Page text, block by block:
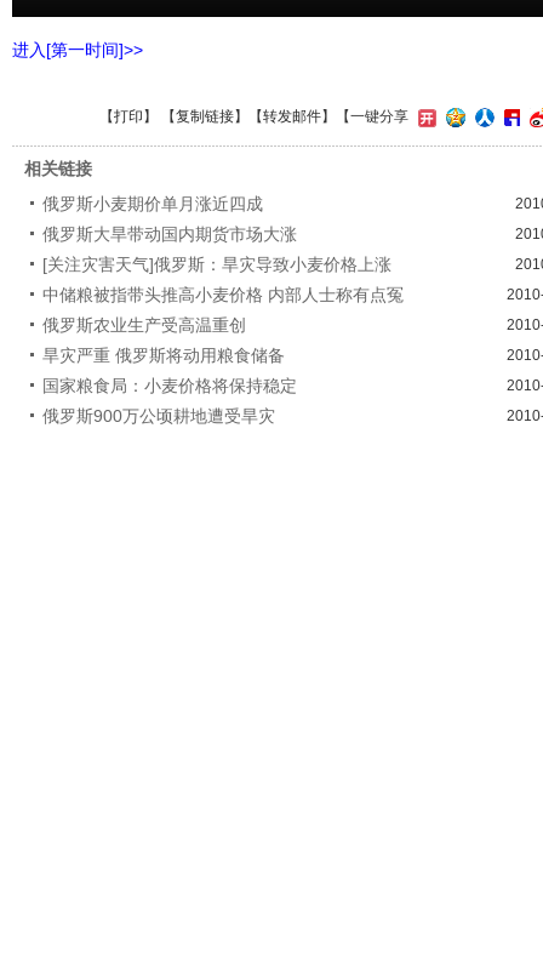
进入[第一时间]>>
【打印 】 【复制链接】【转发邮件】 【一键分享
相关链接
俄罗斯小麦期价单月涨近四成
俄罗斯大旱带动国内期货市场大涨
[关注灾害天气]俄罗斯：旱灾导致小麦价格上涨
中储粮被指带头推高小麦价格 内部人士称有点冤
俄罗斯农业生产受高温重创
旱灾严重 俄罗斯将动用粮食储备
国家粮食局：小麦价格将保持稳定
俄罗斯900万公顷耕地遭受旱灾